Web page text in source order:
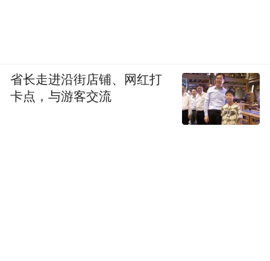
省长走进沿街店铺、网红打
卡点，与游客交流